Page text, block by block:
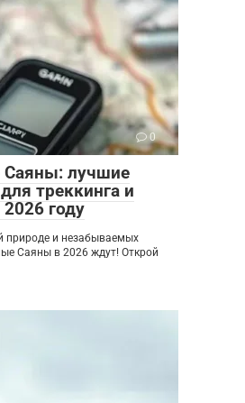
0
Саяны: лучшие
треккинга и
году
природе и незабываемых
Саяны в 2026 ждут! Открой